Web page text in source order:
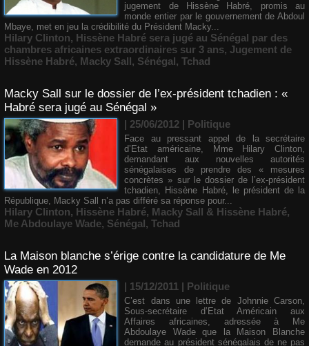
jugement de Hissène Habré, promis au
monde entier par le gouvernement de Abdoul
Mbaye, met en jeu la crédibilité du Président Macky...
Hilary Clinton, Hissène Habré sera jugé au Sénégal par des
chambres africaines extraordinaires sur 3 ans, Jugement de
Hissène Habré, Macky Sall, Sénégal, Tchad
Macky Sall sur le dossier de l’ex-président tchadien : «
Habré sera jugé au Sénégal »
| 25/06/2012 | Politique
Face au pressant appel de la secrétaire
d’Etat américaine, Mme Hilary Clinton,
demandant aux nouvelles autorités
sénégalaises de prendre des « mesures
concrètes » sur le dossier de l’ex-président
tchadien, Hissène Habré, le président de la
République, Macky Sall n’a pas différé sa réponse pour...
Hilary Clinton, Hissène Habré, Macky Sall & Hissène Habré,
Me Abdoulaye Wade, Sénégal, Tchad
La Maison blanche s’érige contre la candidature de Me
Wade en 2012
| 15/12/2011 | Politique
C’est dans une lettre de Johnnie Carson,
Sous-secrétaire d’Etat Américain aux
Affaires africaines, adressée à Me
Abdoulaye Wade que la Maison Blanche
demande au président sénégalais de ne pas